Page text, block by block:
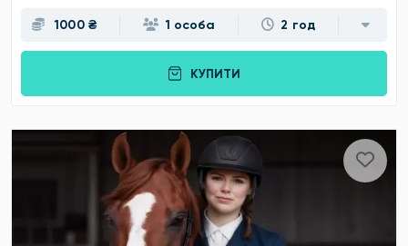
1000 ₴ 1 особа 2 год
КУПИТИ